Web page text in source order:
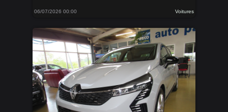
06/07/2026 00:00 Voitures